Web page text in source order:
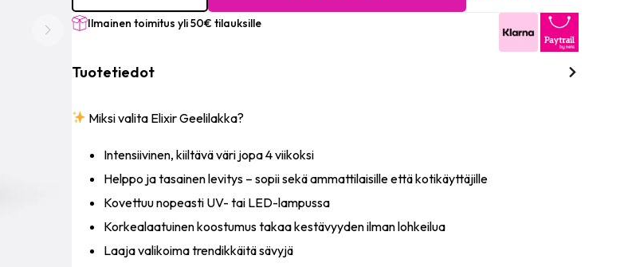
Hyper
Green
määrä
Ilmainen toimitus yli 50€ tilauksille
Tuotetiedot
Miksi valita Elixir Geelilakka?
Intensiivinen, kiiltävä väri jopa 4 viikoksi
Helppo ja tasainen levitys – sopii sekä ammattilaisille että kotikäyttäjille
Kovettuu nopeasti UV- tai LED-lampussa
Korkealaatuinen koostumus takaa kestävyyden ilman lohkeilua
Laaja valikoima trendikkäitä sävyjä